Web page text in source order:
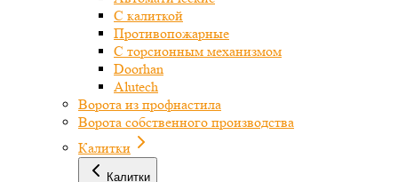
С калиткой
Противопожарные
С торсионным механизмом
Doorhan
Alutech
Ворота из профнастила
Ворота собственного производства
Калитки
Калитки